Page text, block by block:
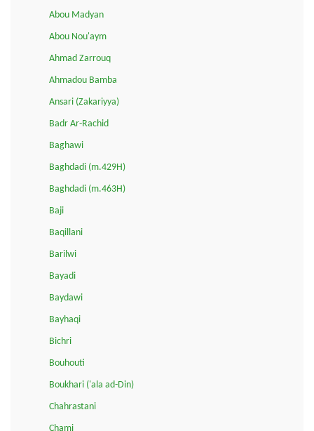
Abou Madyan
Abou Nou'aym
Ahmad Zarrouq
Ahmadou Bamba
Ansari (Zakariyya)
Badr Ar-Rachid
Baghawi
Baghdadi (m.429H)
Baghdadi (m.463H)
Baji
Baqillani
Barilwi
Bayadi
Baydawi
Bayhaqi
Bichri
Bouhouti
Boukhari ('ala ad-Din)
Chahrastani
Chami